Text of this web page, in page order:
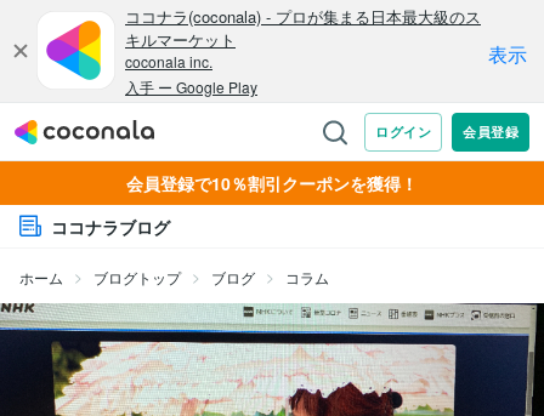
会員登録で10％割引クーポンを獲得！
ココナラブログ
ホーム ブログトップ ブログ コラム